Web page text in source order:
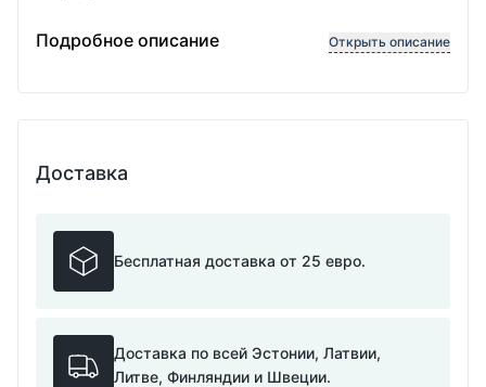
L
Подробное описание Открыть описание
Доставка
Бесплатная доставка от 25 евро.
Доставка по всей Эстонии, Латвии,
Литве, Финляндии и Швеции.